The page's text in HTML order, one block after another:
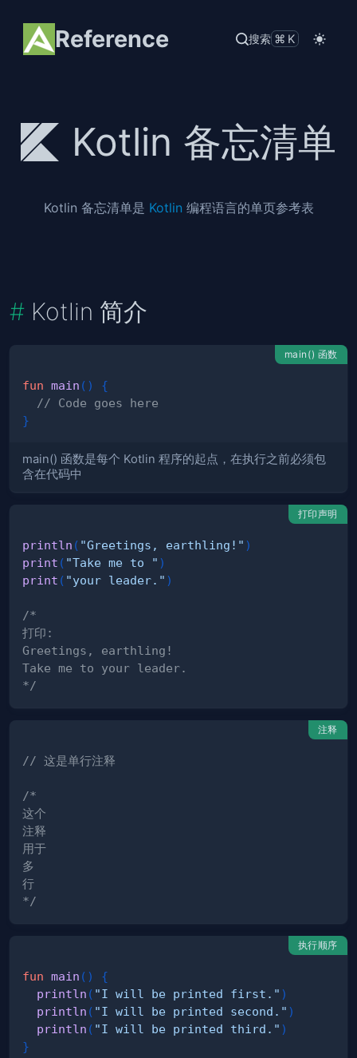
Reference 搜索 ⌘K
Kotlin 备忘清单
Kotlin 备忘清单是 Kotlin 编程语言的单页参考表
Kotlin 简介
main() 函数
fun main ( )
{
// Code goes here
}
main() 函数是每个 Kotlin 程序的起点，在执行之前必须包
含在代码中
打印声明
println ( "Greetings, earthling!" )
print ( "Take me to " )
print ( "your leader." )
*/
注释
// 这是单行注释
*/
执行顺序
fun main ( )
{
println ( "I will be printed first." )
println ( "I will be printed second." )
println ( "I will be printed third." )
}